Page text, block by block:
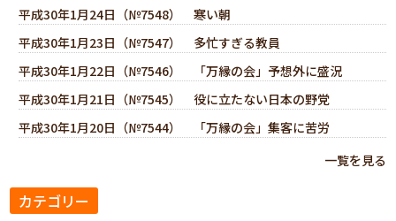
平成30年1月24日（№7548） 寒い朝
平成30年1月23日（№7547） 多忙すぎる教員
平成30年1月22日（№7546） 「万縁の会」予想外に盛況
平成30年1月21日（№7545） 役に立たない日本の野党
平成30年1月20日（№7544） 「万縁の会」集客に苦労
一覧を見る
カテゴリー